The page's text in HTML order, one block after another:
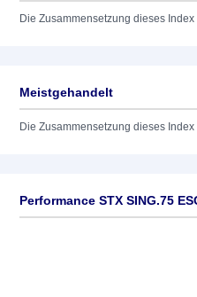
Die Zusammensetzung dieses
Meistgehandelt
Die Zusammensetzung dieses
Performance STX SING.75